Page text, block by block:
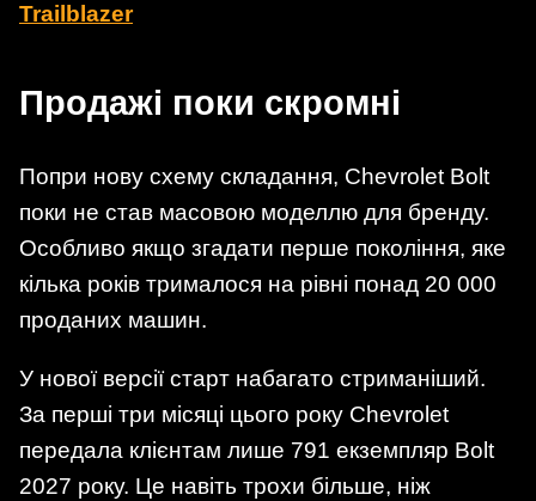
Trailblazer
Продажі поки скромні
Попри нову схему складання, Chevrolet Bolt
поки не став масовою моделлю для бренду.
Особливо якщо згадати перше покоління, яке
кілька років трималося на рівні понад 20 000
проданих машин.
У нової версії старт набагато стриманіший.
За перші три місяці цього року Chevrolet
передала клієнтам лише 791 екземпляр Bolt
2027 року. Це навіть трохи більше, ніж